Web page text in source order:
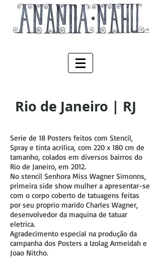
Rio de Janeiro | RJ
Serie de 18 Posters feitos com Stencil,
Spray e tinta acrilica, com 220 x 180 cm de
tamanho, colados em diversos bairros do
Rio de Janeiro, em 2012.
No stencil Senhora Miss Wagner Simonns,
primeira side show mulher a apresentar-se
com o corpo coberto de tatuagens feitas
por seu proprio marido Charles Wagner,
desenvolvedor da maquina de tatuar
eletrica.
Agradecimento especial na produção da
campanha dos Posters a Izolag Armeidah e
Joao Nitcho.